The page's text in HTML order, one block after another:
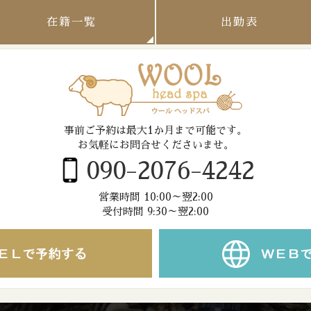
在籍一覧 出勤表
事前ご予約は最大1か月まで可能です。
お気軽にお問合せくださいませ。
090-2076-4242
営業時間 10:00～翌2:00
受付時間 9:30～翌2:00